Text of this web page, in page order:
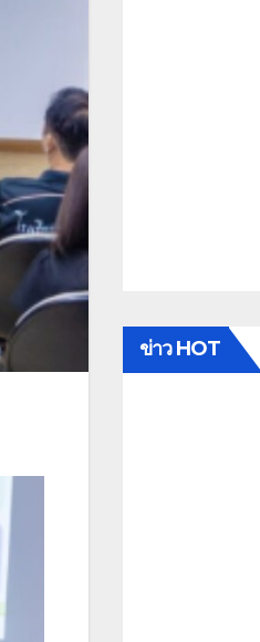
ข่าว HOT